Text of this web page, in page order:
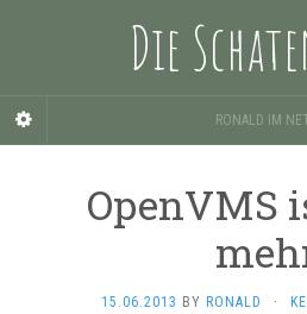
Die
RONALD IM
OpenVMS
15.06.2013 BY RONALD ·